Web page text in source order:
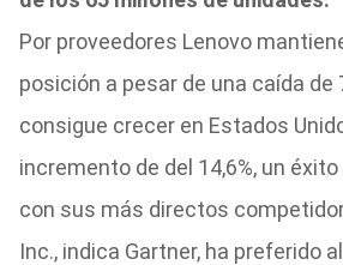
Por proveedores Lenovo
posición a pesar de una caída de
consigue crecer en Estados
incremento de del 14,6%, un
con sus más directos
Inc., indica Gartner, ha preferido